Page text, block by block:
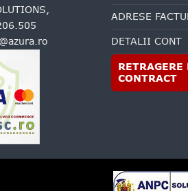
ADRESE
DETALII CONT
CONTRACT